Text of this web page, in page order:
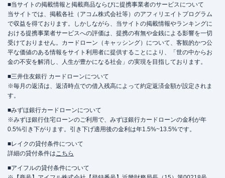
■当サイトの掲載情報と掲載商品ならびに提携事業者のサービスについて
当サイトでは、掲載各社（アコム株式会社等）のアフィリエイトプログラム
で収益を得ております。しかしながら、当サイトの掲載情報やランキングに
おける提携事業者サービスへの評価は、提携の有無や金銭による影響を一切
受けておりません。カードローン（キャッシング）について、客観的かつ公
平な価値のある情報をサイト利用者に提供することにより、「世の中からお
金の不安を解消し、人生が豊かになる社会」の実現を目指しております。
■三井住友銀行 カードローンについて
※毎月の返済は、返済時点での借入残高によって約定返済金額が設定されま
す。
■みずほ銀行カードローンについて
※みずほ銀行住宅ローンのご利用で、みずほ銀行カードローンの金利が年
0.5%引き下がります。引き下げ適用後の金利は年1.5%~13.5%です。
■レイクの貸付条件について
詳細の貸付条件はこちら
■アイフルの貸付条件について